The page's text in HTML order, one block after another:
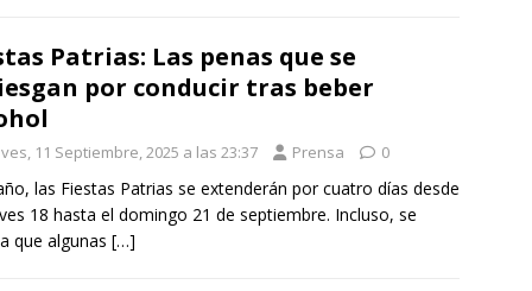
Patrias: Las penas que se
por conducir tras beber
11 Septiembre, 2025 a las 23:37 Prensa 0
las Fiestas Patrias se extenderán por cuatro días desde
18 hasta el domingo 21 de septiembre. Incluso, se
que algunas […]